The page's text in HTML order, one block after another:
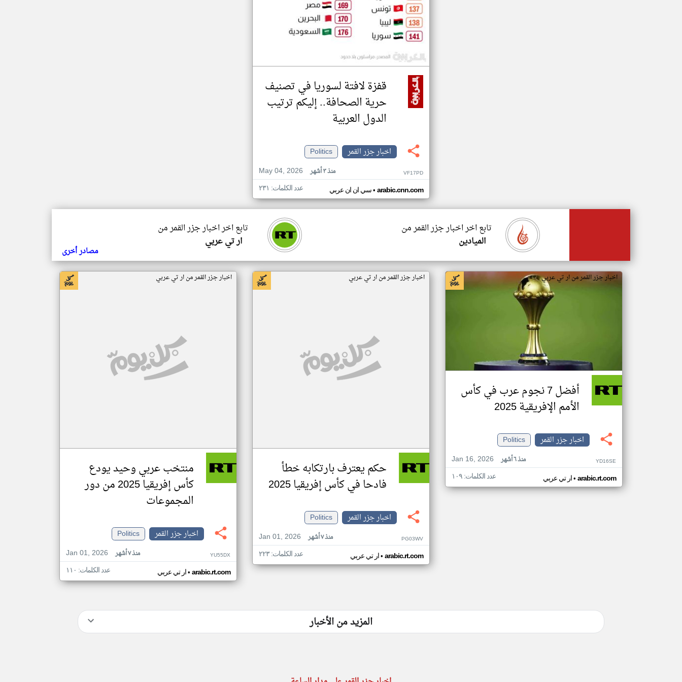
قفزة لافتة لسوريا في تصنيف
حرية الصحافة.. إليكم ترتيب
الدول العربية
اخبار جزر القمر
Politics
May 04, 2026
منذ ٣ أشهر VF17PD
سي ان ان عربي• arabic.cnn.com عدد الكلمات: ٢٣١
تابع اخر اخبار جزر القمر من
ار تي عربي
تابع اخر اخبار جزر القمر من
الميادين
مصادر أخرى
اخبار جزر القمر من ار تي عربي
أفضل 7 نجوم عرب في كأس
الأمم الإفريقية 2025
اخبار جزر القمر
Politics
Jan 16, 2026
منذ ٦ أشهر YD16SE
ار تي عربي• arabic.rt.com عدد الكلمات: ١٠٩
اخبار جزر القمر من ار تي عربي
حكم يعترف بارتكابه خطأ
فادحا في كأس إفريقيا 2025
اخبار جزر القمر
Politics
Jan 01, 2026
منذ ٧ أشهر PG03WV
ار تي عربي• arabic.rt.com عدد الكلمات: ٢٢٣
اخبار جزر القمر من ار تي عربي
منتخب عربي وحيد يودع
كأس إفريقيا 2025 من دور
المجموعات
اخبار جزر القمر
Politics
Jan 01, 2026
منذ ٧ أشهر YU55DX
ار تي عربي• arabic.rt.com عدد الكلمات: ١١٠
المزيد من الأخبار